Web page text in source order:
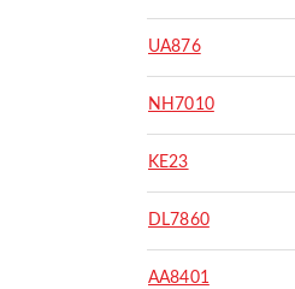
UA876
NH7010
KE23
DL7860
AA8401